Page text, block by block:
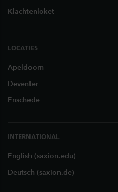
Klachtenloket
LOCATIES
Apeldoorn
Deventer
Enschede
INTERNATIONAL
English (saxion.edu)
Deutsch (saxion.de)